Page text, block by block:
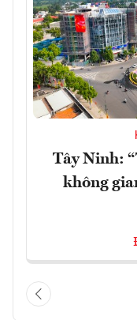
Tây Ninh:
không